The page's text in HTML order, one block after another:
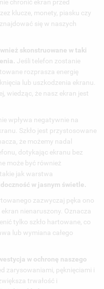
chronić ekran przed
klucze, monety, piasku czy
się w naszych
skonstruowane w taki
Jeśli telefon zostanie
rozprasza energię
lub uszkodzenia ekranu.
wiedząc, że nasz ekran jest
wpływa negatywnie na
Szkło jest przystosowane
że możemy nadal
dotykając ekranu bez
może być również
jak warstwa
w jasnym świetle.
zazwyczaj pęka ono
nienaruszony. Oznacza
tylko szkło hartowane, co
lub wymiana całego
w ochronę naszego
zarysowaniami, pęknięciami i
trwałość i